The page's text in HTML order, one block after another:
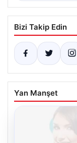
Bizi Takip Edin
Yan Manşet